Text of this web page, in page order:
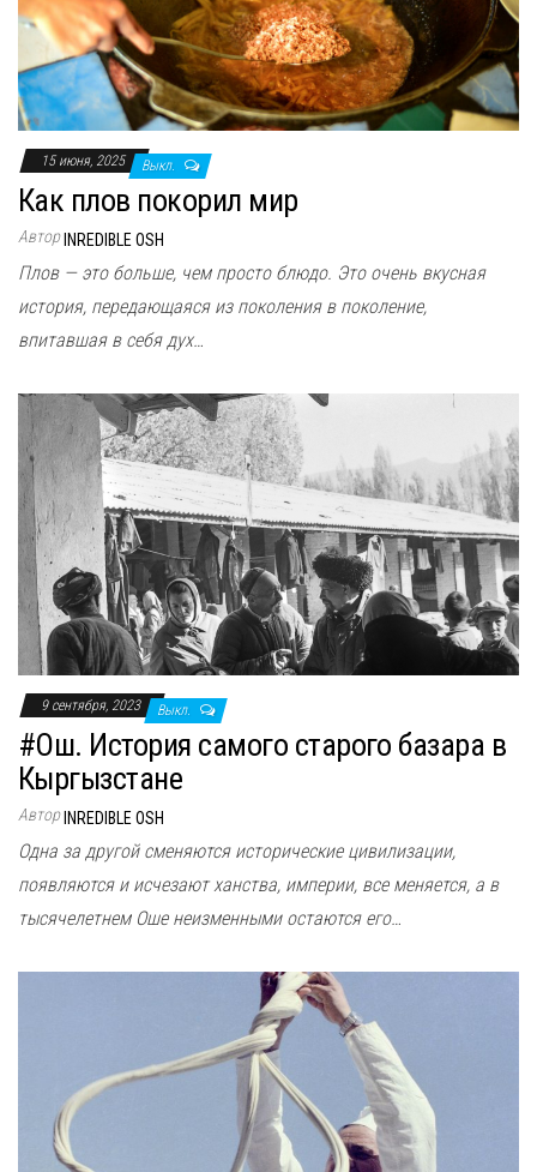
в
и
г
15 июня, 2025 Выкл.
Как плов покорил мир
Автор INREDIBLE OSH
Плов — это больше, чем просто блюдо. Это очень вкусная
история, передающаяся из поколения в поколение,
впитавшая в себя дух…
9 сентября, 2023 Выкл.
#Ош. История самого старого базара в
Кыргызстане
Автор INREDIBLE OSH
Одна за другой сменяются исторические цивилизации,
появляются и исчезают ханства, империи, все меняется, а в
тысячелетнем Оше неизменными остаются его…